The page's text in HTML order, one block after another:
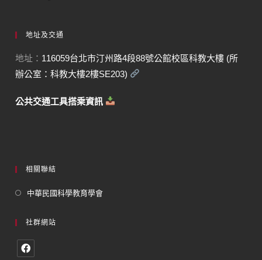
地址及交通
地址： 116059台北市汀州路4段88號公館校區科教大樓 (所
辦公室：科教大樓2樓SE203)
公共交通工具搭乘資訊
相關聯結
中華民國科學教育學會
社群網站